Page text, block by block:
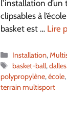
l’installation
clipsables à
basket est … Lire
Catégories
Installation,
Étiquettes
basket-ball,
polypropylène,école,
terrain multisport